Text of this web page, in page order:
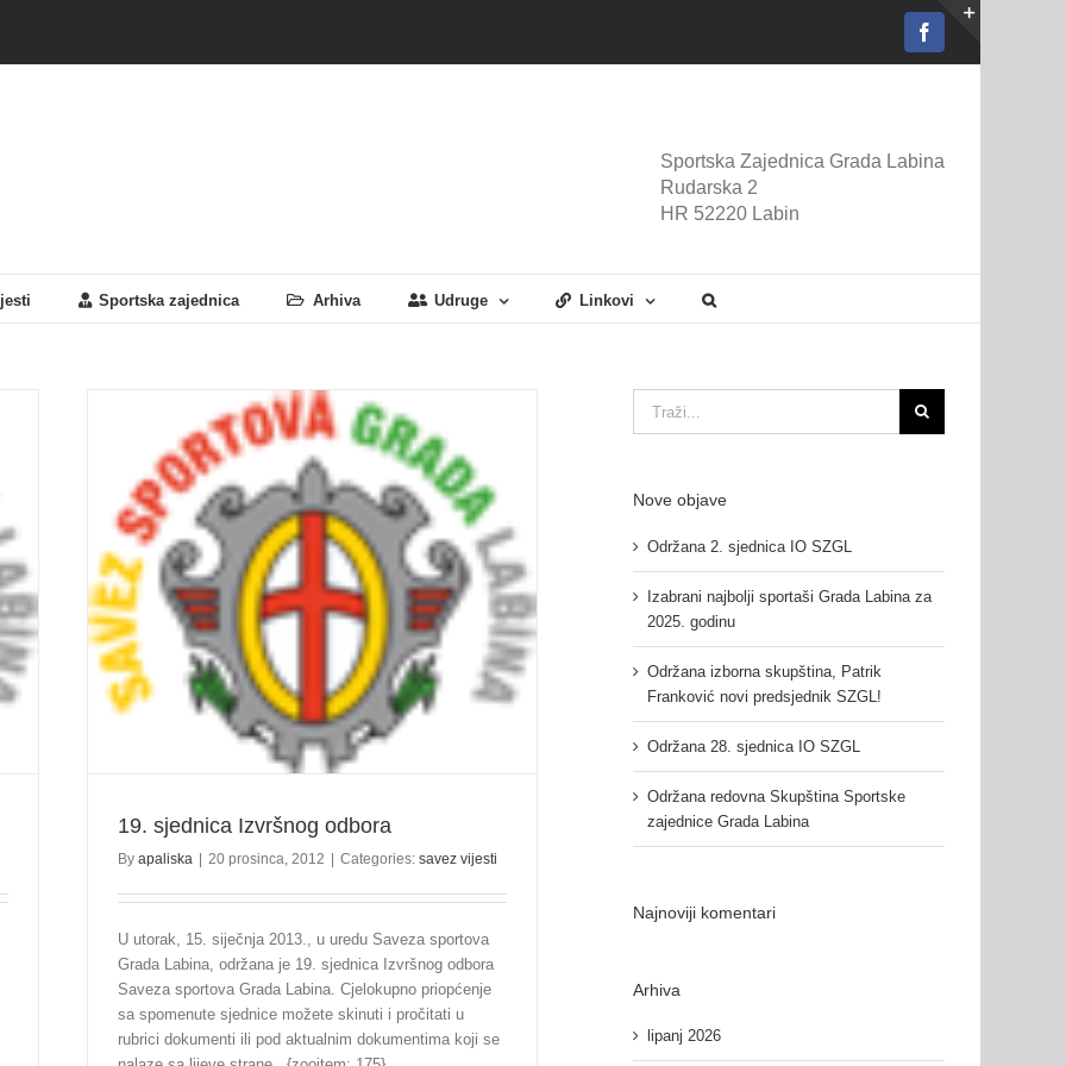
Facebook
Sportska Zajednica Grada Labina
Rudarska 2
HR 52220 Labin
Sportska zajednica Arhiva Udruge Linkovi
19. sjednica Izvršnog odbora
By apaliska | 20 prosinca, 2012 | Categories: savez vijesti
U utorak, 15. siječnja 2013., u uredu Saveza sportova
Grada Labina, održana je 19. sjednica Izvršnog odbora
Saveza sportova Grada Labina. Cjelokupno priopćenje
sa spomenute sjednice možete skinuti i pročitati u
rubrici dokumenti ili pod aktualnim dokumentima koji se
Nove objave
Održana 2. sjednica IO SZGL
Izabrani najbolji sportaši Grada Labina za
2025. godinu
Održana izborna skupština, Patrik
Franković novi predsjednik SZGL!
Održana 28. sjednica IO SZGL
Održana redovna Skupština Sportske
zajednice Grada Labina
Najnoviji komentari
Arhiva
lipanj 2026